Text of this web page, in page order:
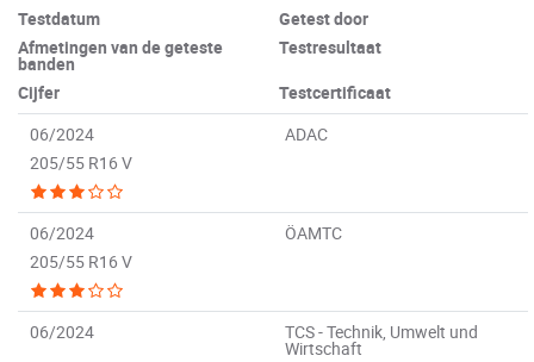
Testdatum
Getest door
Afmetingen van de geteste
banden
Testresultaat
Cijfer
Testcertificaat
06/2024
ADAC
205/55 R16 V
06/2024
ÖAMTC
205/55 R16 V
06/2024 TCS - Technik, Umwelt und
Wirtschaft